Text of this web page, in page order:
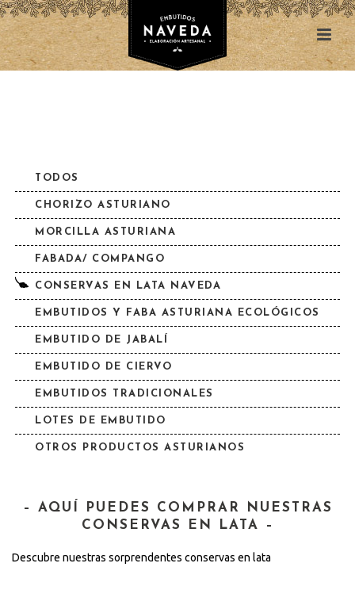
TODOS
CHORIZO ASTURIANO
MORCILLA ASTURIANA
FABADA/ COMPANGO
CONSERVAS EN LATA NAVEDA
EMBUTIDOS Y FABA ASTURIANA ECOLÓGICOS
EMBUTIDO DE JABALÍ
EMBUTIDO DE CIERVO
EMBUTIDOS TRADICIONALES
LOTES DE EMBUTIDO
OTROS PRODUCTOS ASTURIANOS
– AQUÍ PUEDES COMPRAR NUESTRAS
CONSERVAS EN LATA –
Descubre nuestras sorprendentes conservas en lata